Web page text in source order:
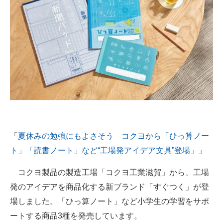
「 夏休みの勉強にもよさそう コクヨから「ひっ算ノー
ト」「読書ノート」など“工場発アイデア文具”登場」
」
コクヨ製品の製造工場「コクヨ工業滋賀」から、工場
発のアイデアを商品化する新ブランド「すぐつく」が登
場しました。「ひっ算ノート」など小学生の学習をサポ
ートする商品3種を発売しています。